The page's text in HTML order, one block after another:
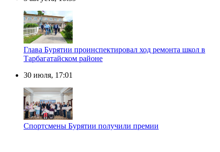
Глава Бурятии проинспектировал ход ремонта школ в
Тарбагатайском районе
30 июля, 17:01
Спортсмены Бурятии получили премии